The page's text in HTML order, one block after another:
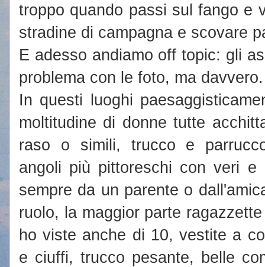
troppo quando passi sul fango e
stradine di campagna e scovare
E adesso andiamo off topic: gli
problema con le foto, ma davvero.
In questi luoghi
moltitudine di donne tutte
raso o simili, trucco e
angoli più pittoreschi con veri e
sempre da un parente o
ruolo, la maggior parte
ho viste anche di 10, vestite a
e ciuffi, trucco pesante, belle